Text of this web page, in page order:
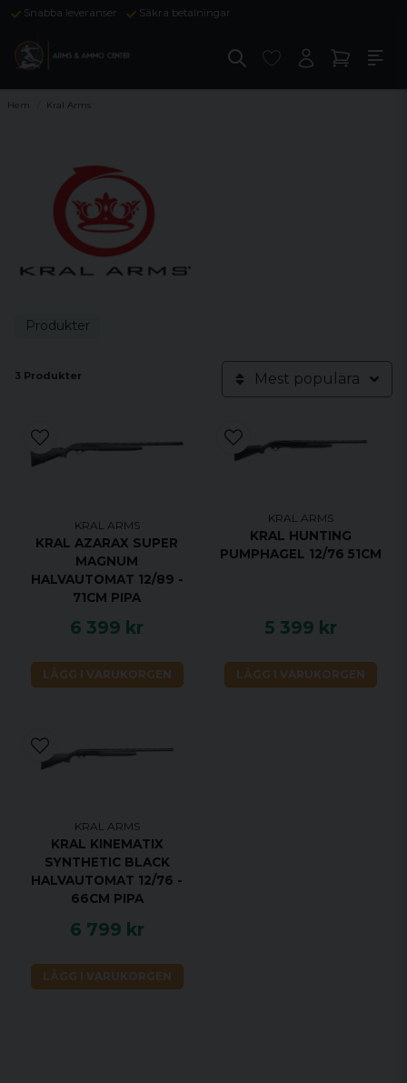
Snabba leveranser Säkra betalningar
Hem Kral Arms
Produkter
3 Produkter Mest populära
KRAL ARMS
KRAL AZARAX SUPER
MAGNUM
HALVAUTOMAT 12/89 -
71CM PIPA
6 399 kr
LÄGG I VARUKORGEN
KRAL ARMS
KRAL HUNTING
PUMPHAGEL 12/76 51CM
5 399 kr
LÄGG I VARUKORGEN
KRAL ARMS
KRAL KINEMATIX
SYNTHETIC BLACK
HALVAUTOMAT 12/76 -
66CM PIPA
6 799 kr
LÄGG I VARUKORGEN